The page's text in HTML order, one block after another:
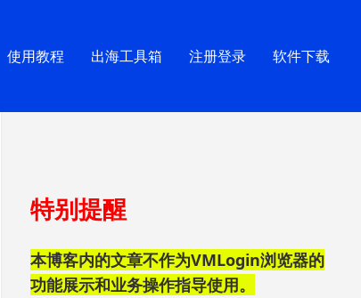
使用教程 出海工具箱 注册登录 软件下载
至
脚
特别提醒
本博客内的文章不作为VMLogin浏览器的
功能展示和业务操作指导使用。